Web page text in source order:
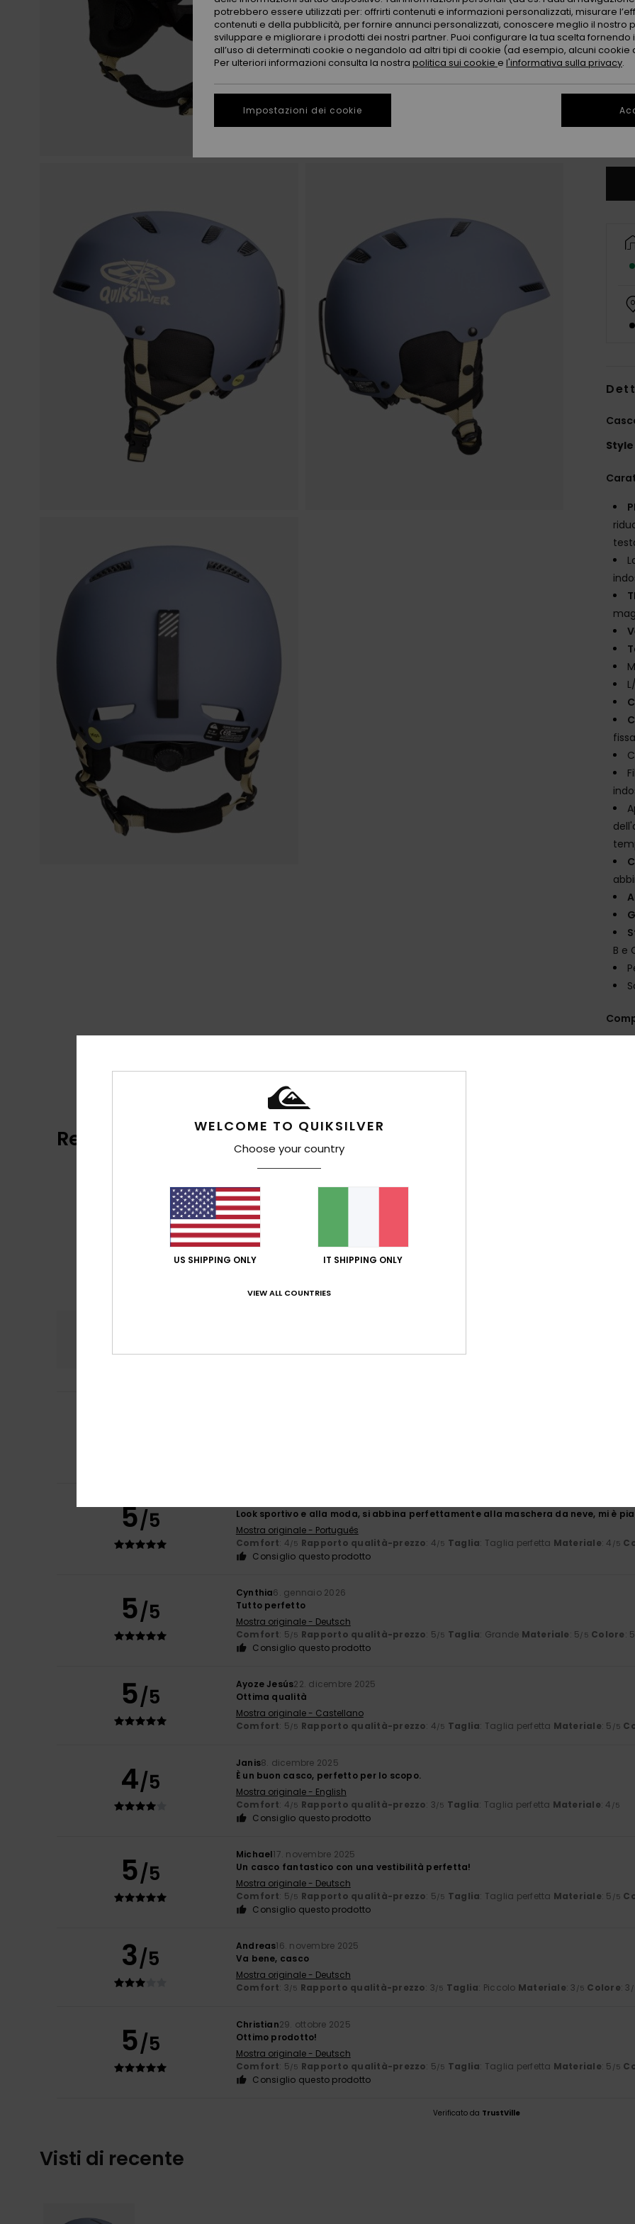
S
Style
B e
Recensioni dei clienti
5/5
Look sportivo e alla moda, si abbina perfettamente alla maschera da neve, mi è
Mostra originale - Português
Comfort: 4/5 Rapporto qualità-prezzo: 4/5 Taglia: Taglia perfetta Materiale: 4 /5
Consiglio questo prodotto
5/5
Cynthia6. gennaio 2026
Tutto perfetto
Mostra originale - Deutsch
Comfort: 5/5 Rapporto qualità-prezzo: 5/5 Taglia: Grande Materiale: 5/5 Colore: 5
Consiglio questo prodotto
5/5 Ayoze Jesús22. dicembre 2025
Ottima qualità
Mostra originale - Castellano
Comfort: 5/5 Rapporto qualità-prezzo: 4/5 Taglia: Taglia perfetta Materiale: 5 /5
4/5
Janis8. dicembre 2025
È un buon casco, perfetto per lo scopo.
Mostra originale - English
Comfort: 4/5 Rapporto qualità-prezzo: 3/5 Taglia: Taglia perfetta Materiale: 4 /5
Consiglio questo prodotto
5/5
Michael17. novembre 2025
Un casco fantastico con una vestibilità perfetta!
Mostra originale - Deutsch
Comfort: 5/5 Rapporto qualità-prezzo: 5/5 Taglia: Taglia perfetta Materiale: 5 /5
Consiglio questo prodotto
3/5 Andreas16. novembre 2025
Va bene, casco
Mostra originale - Deutsch
Comfort: 3/5 Rapporto qualità-prezzo: 3/5 Taglia: Piccolo Materiale: 3 /5 Colore: 3
5/5
Christian29. ottobre 2025
Ottimo prodotto!
Mostra originale - Deutsch
Comfort: 5/5 Rapporto qualità-prezzo: 5/5 Taglia: Taglia perfetta Materiale: 5 /5
Consiglio questo prodotto
Verificato da TrustVille
Visti di recente
WELCOME TO QUIKSILVER
Choose your country
US SHIPPING ONLY IT SHIPPING ONLY
VIEW ALL COUNTRIES
potrebbero essere utilizzati per: offrirti contenuti e informazioni personalizzati, misurare
contenuti e della pubblicità, per fornire annunci personalizzati, conoscere meglio il nostro
sviluppare e migliorare i prodotti dei nostri partner. Puoi configurare la tua scelta fornendo
all’uso di determinati cookie o negandolo ad altri tipi di cookie (ad esempio, alcuni cookie
Per ulteriori informazioni consulta la nostra politica sui cookie e l'informativa sulla privacy.
Impostazioni dei cookie